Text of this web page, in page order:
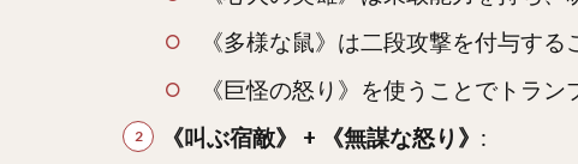
《多様な鼠》は二段攻撃を付与す
《巨怪の怒り》を使うことでトラ
《叫ぶ宿敵》 + 《無謀な怒り》 :